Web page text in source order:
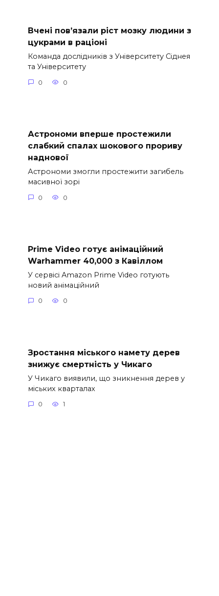
Вчені пов’язали ріст мозку людини з
цукрами в раціоні
Команда дослідників з Університету Сіднея
та Університету
0 0
Астрономи вперше простежили
слабкий спалах шокового прориву
наднової
Астрономи змогли простежити загибель
масивної зорі
0 0
Prime Video готує анімаційний
Warhammer 40,000 з Кавіллом
У сервісі Amazon Prime Video готують
новий анімаційний
0 0
Зростання міського намету дерев
знижує смертність у Чикаго
У Чикаго виявили, що зникнення дерев у
міських кварталах
0 1